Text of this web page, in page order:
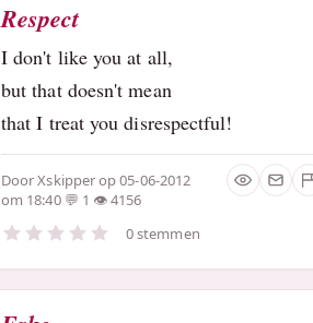
Respect
I don't like you at all,
but that doesn't mean
that I treat you disrespectful!
DoorXskipperop 05-06-2012
om 18:40
1
4156
0 stemmen